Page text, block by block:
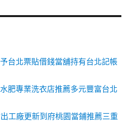
台北票貼借錢當舖持有台北記帳
肥專業洗衣店推薦多元豐富台北
工廠更新到府桃園當鋪推薦三重